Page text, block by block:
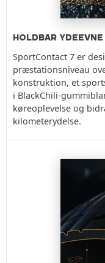
HOLDBAR
SportContact 7 er
præstationsniveau
konstruktion, et
i BlackChili-
køreoplevelse og
kilometerydelse.